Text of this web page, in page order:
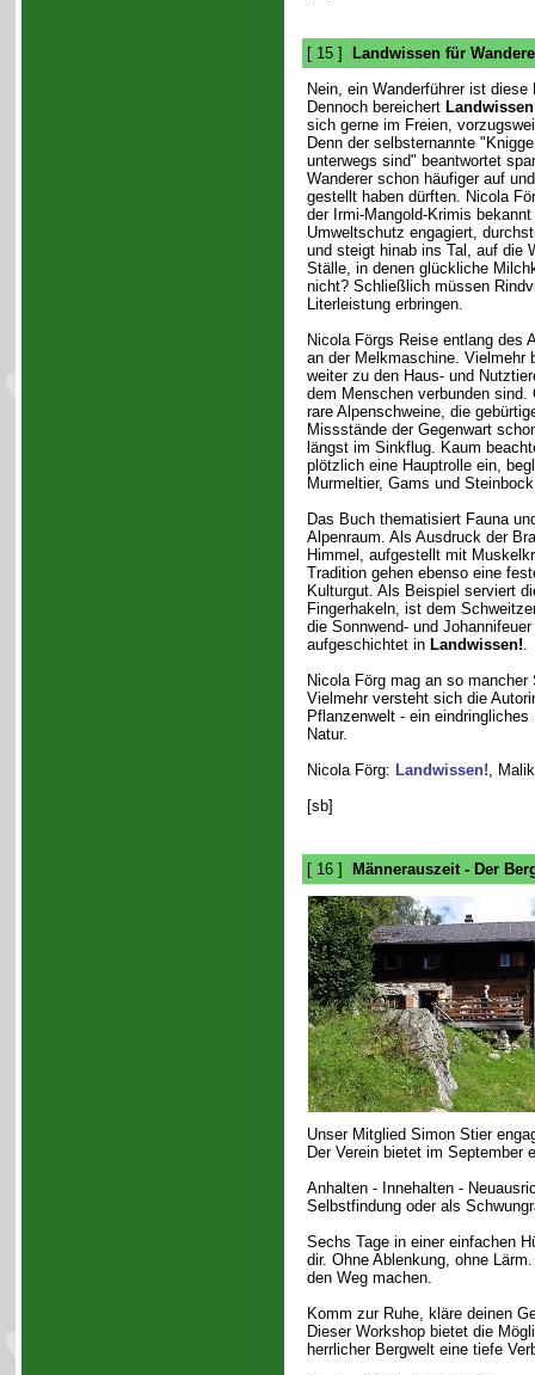
[ 15 ]
Landwissen für
Nein, ein Wanderführer ist
Dennoch bereichert
sich gerne im Freien,
Denn der selbsternannte
unterwegs sind" beantwortet
Wanderer schon häufiger auf
gestellt haben dürften. Nicola
der Irmi-Mangold-Krimis
Umweltschutz engagiert,
und steigt hinab ins Tal, auf die
Ställe, in denen glückliche
nicht? Schließlich müssen
Literleistung erbringen.
Nicola Förgs Reise entlang des
an der Melkmaschine. Vielmehr
weiter zu den Haus- und
dem Menschen verbunden sind.
rare Alpenschweine, die
Missstände der Gegenwart
längst im Sinkflug. Kaum
plötzlich eine Hauptrolle ein,
Murmeltier, Gams und
Das Buch thematisiert Fauna
Alpenraum. Als Ausdruck der
Himmel, aufgestellt mit
Tradition gehen ebenso eine
Kulturgut. Als Beispiel serviert
Fingerhakeln, ist dem
die Sonnwend- und
aufgeschichtet in Landwissen!.
Nicola Förg mag an so
Vielmehr versteht sich die
Pflanzenwelt - ein
Natur.
Nicola Förg: Landwissen!,
[sb]
[ 16 ] Männerauszeit - Der
Unser Mitglied Simon Stier
Der Verein bietet im September
Anhalten - Innehalten -
Selbstfindung oder als
Sechs Tage in einer einfachen
dir. Ohne Ablenkung, ohne
den Weg machen.
Komm zur Ruhe, kläre deinen
Dieser Workshop bietet die
herrlicher Bergwelt eine tiefe